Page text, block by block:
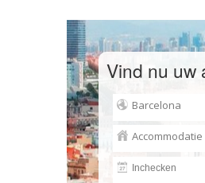
Vind nu uw